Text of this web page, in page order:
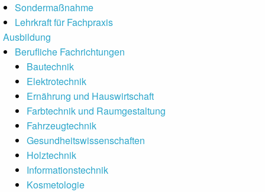
Sondermaßnahme
Lehrkraft für Fachpraxis
Ausbildung
Berufliche Fachrichtungen
Bautechnik
Elektrotechnik
Ernährung und Hauswirtschaft
Farbtechnik und Raumgestaltung
Fahrzeugtechnik
Gesundheitswissen­schaften
Holztechnik
Informationstechnik
Kosmetologie